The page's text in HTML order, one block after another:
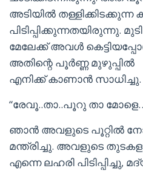
അടിയില്‍ തള്ളിക്കിടക്കുന്ന
പിടിപ്പിക്കുന്നതയിരുന്നു.
മേലേക്ക് അവള്‍
അതിന്റെ പൂര്‍ണ്ണ മുഴുപ്പില്‍
എനിക്ക് കാണാന്‍ സാധിച്ചു.
“രേവൂ..താ..പൂറു താ
ഞാന്‍ അവളുടെ പൂറ്റില്‍
മന്ത്രിച്ചു. അവളുടെ
എന്നെ ലഹരി പിടിപ്പിച്ചു,